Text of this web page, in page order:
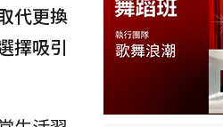
代更換
擇吸引